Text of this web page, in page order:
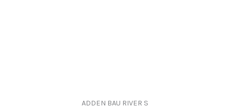
ADDEN BAU RIVER S